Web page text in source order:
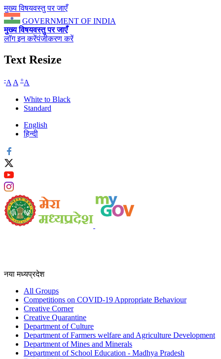
मुख्य विषयवस्तु पर जाएँ
GOVERNMENT OF INDIA
मुख्य विषयवस्तु पर जाएँ
लॉग इन करेंपंजीकरण करें
Text Resize
-A A +A
White to Black
Standard
English
हिन्दी
नया मध्यप्रदेश
All Groups
Competitions on COVID-19 Appropriate Behaviour
Creative Corner
Creative Quarantine
Department of Culture
Department of Farmers welfare and Agriculture Development
Department of Mines and Minerals
Department of School Education - Madhya Pradesh